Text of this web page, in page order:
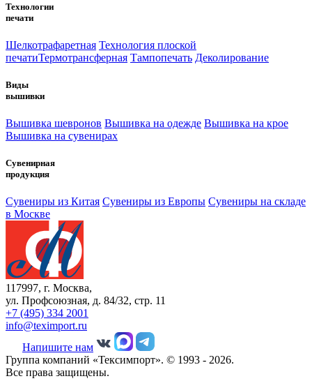
Технологии
печати
Шелкотрафаретная Технология плоской
печатиТермотрансферная Тампопечать Деколирование
Виды
вышивки
Вышивка шевронов Вышивка на одежде Вышивка на крое
Вышивка на сувенирах
Сувенирная
продукция
Сувениры из Китая Сувениры из Европы Сувениры на складе
в Москве
117997, г. Москва,
ул. Профсоюзная, д. 84/32, стр. 11
+7 (495) 334 2001
info@teximport.ru
Напишите нам
Группа компаний «Тексимпорт». © 1993 - 2026.
Все права защищены.